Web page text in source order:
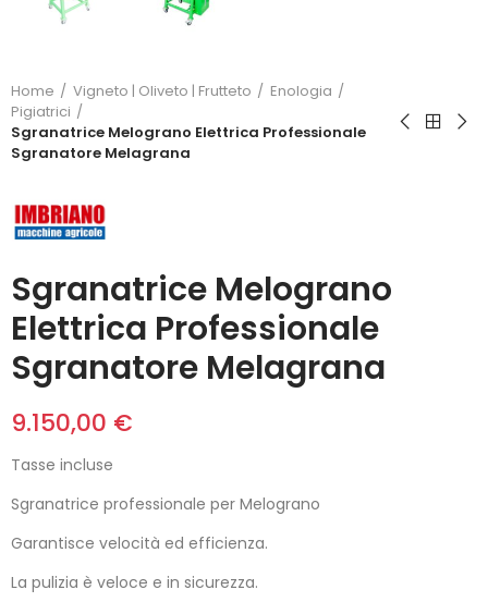
Home Vigneto | Oliveto | Frutteto
Enologia
Pigiatrici
Sgranatrice Melograno Elettrica Professionale
Sgranatore Melagrana
Sgranatrice Melograno
Elettrica Professionale
Sgranatore Melagrana
9.150,00 €
Tasse incluse
Sgranatrice professionale per Melograno
Garantisce velocità ed efficienza.
La pulizia è veloce e in sicurezza.